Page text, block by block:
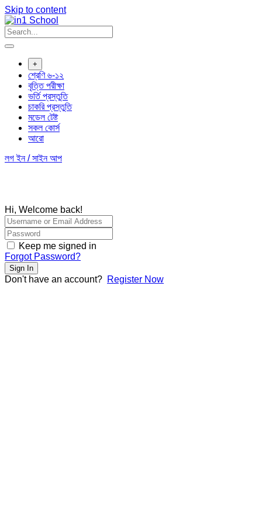
Skip to content
+
শ্রেণি ৬-১২
বৃত্তি পরীক্ষা
ভর্তি প্রস্তুতি
চাকরি প্রস্তুতি
মডেল টেষ্ট
সকল কোর্স
আরো
লগ ইন / সাইন আপ
Hi, Welcome back!
Keep me signed in
Forgot Password?
Sign In
Don't have an account? Register Now